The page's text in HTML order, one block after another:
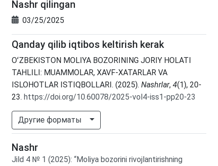
Nashr qilingan
03/25/2025
Qanday qilib iqtibos keltirish kerak
OʻZBEKISTON MOLIYA BOZORINING JORIY HOLATI
TAHLILI: MUAMMOLAR, XAVF-XATARLAR VA
ISLOHOTLAR ISTIQBOLLARI. (2025). Nashrlar, 4(1), 20-
23. https://doi.org/10.60078/2025-vol4-iss1-pp20-23
Другие форматы
Nashr
Jild 4 № 1 (2025): “Moliya bozorini rivojlantirishning